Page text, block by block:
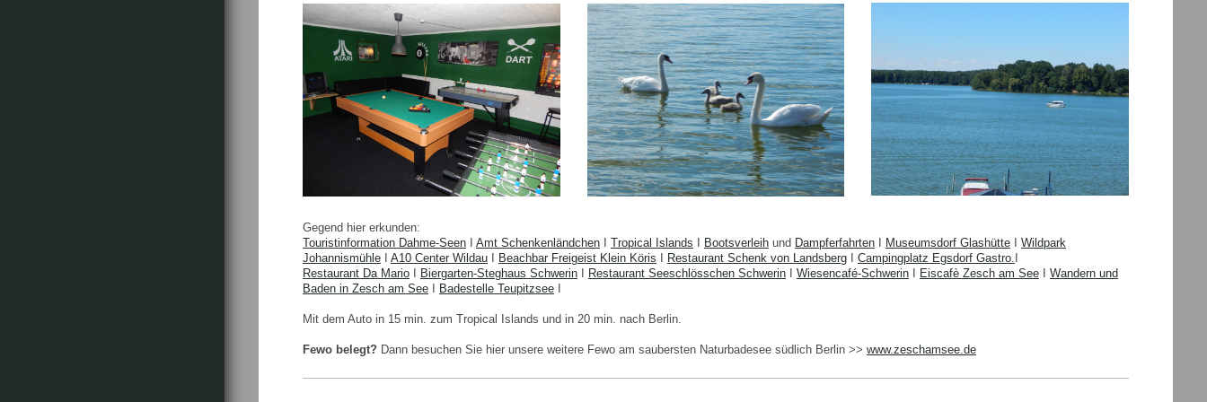
Gegend hier erkunden:
Touristinformation Dahme-Seen I Amt Schenkenländchen I Tropical Islands I Bootsverleih und Dampferfahrten I Museumsdorf Glashütte I Wildpark
Johannismühle I A10 Center Wildau I Beachbar Freigeist Klein Köris I Restaurant Schenk von Landsberg I Campingplatz Egsdorf Gastro. I
Restaurant Da Mario I Biergarten-Steghaus Schwerin I Restaurant Seeschlösschen Schwerin I Wiesencafé-Schwerin I Eiscafè Zesch am See I Wandern und
Baden in Zesch am See I Badestelle Teupitzsee I
Mit dem Auto in 15 min. zum Tropical Islands und in 20 min. nach Berlin.
Fewo belegt? Dann besuchen Sie hier unsere weitere Fewo am saubersten Naturbadesee südlich Berlin >> www.zeschamsee.de